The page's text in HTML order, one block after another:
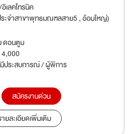
เลคโทรนิค
ะจำสาขาพุทธมณฑลสาย5 , อ้อมใหญ่)
ดอนตูม
ประสบการณ์ / ผู้พิการ
สมัครงานด่วน
ยละเอียดเพิ่มเติม